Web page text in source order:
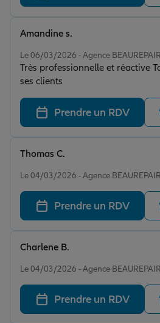
Le 06/03/2026 - Agence
Très professionnelle et réactive
ses clients
Amandine s.
Prendre un RDV
Le 04/03/2026 - Agence
Thomas C.
Prendre un RDV
Le 04/03/2026 - Agence
Charlene B.
Prendre un RDV